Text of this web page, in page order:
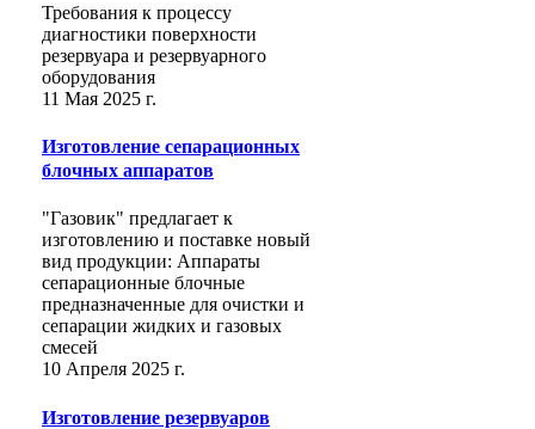
Требования к процессу
диагностики поверхности
резервуара и резервуарного
оборудования
11 Мая 2025 г.
Изготовление сепарационных
блочных аппаратов
"Газовик" предлагает к
изготовлению и поставке новый
вид продукции: Аппараты
сепарационные блочные
предназначенные для очистки и
сепарации жидких и газовых
смесей
10 Апреля 2025 г.
Изготовление резервуаров